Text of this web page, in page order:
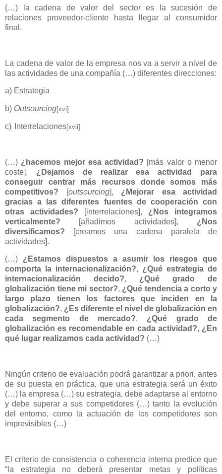
(…) la cadena de valor del sector es la sucesión de
relaciones proveedor-cliente hasta llegar al consumidor
final.
La cadena de valor de la empresa nos va a servir a nivel de
las actividades de una compañía (…) diferentes direcciones:
a) Estrategia
b) Outsourcing[xvi]
c) Interrelaciones[xvii]
(…) ¿hacemos mejor esa actividad? [más valor o menor
coste], ¿Dejamos de realizar esa actividad para
conseguir centrar más recursos donde somos más
competitivos?
[outsourcing], ¿Mejorar esa actividad
gracias a las diferentes fuentes de cooperación con
otras actividades?
[interrelaciones], ¿Nos integramos
verticalmente? [añadimos actividades], ¿Nos
diversificamos?
[creamos una cadena paralela de
actividades].
(…) ¿Estamos dispuestos a asumir los riesgos que
comporta la internacionalización?, ¿Qué estrategia de
internacionalización decido?, ¿Qué grado de
globalización tiene mi sector?, ¿Qué tendencia a corto y
largo plazo tienen los factores que inciden en la
globalización?, ¿Es diferente el nivel de globalización en
cada segmento de mercado?, ¿Qué grado de
globalización es recomendable en cada actividad?, ¿En
qué lugar realizamos cada actividad? (…)
Ningún criterio de evaluación podrá garantizar a priori, antes
de su puesta en práctica, que una estrategia será un éxito
(…) la empresa (…) su estrategia, debe adaptarse al entorno
y debe superar a sus competidores (…) tanto la evolución
del entorno, como la actuación de los competidores son
imprevisibles (…)
El criterio de consistencia o coherencia interna predice que
“la estrategia no deberá presentar metas y políticas